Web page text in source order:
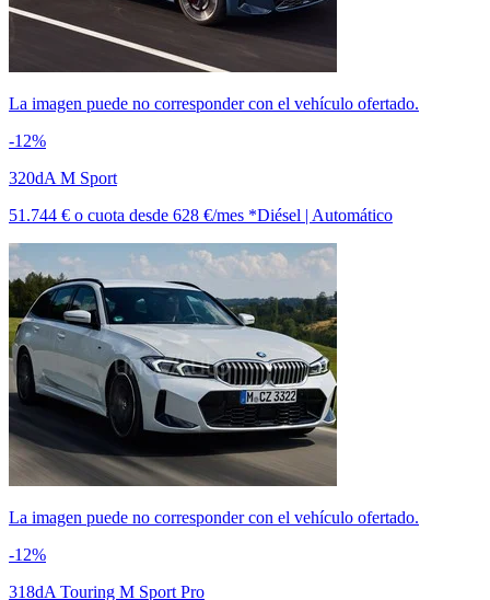
La imagen puede no corresponder con el vehículo ofertado.
-12%
320dA M Sport
51.744 € o cuota desde 628 €/mes *Diésel | Automático
La imagen puede no corresponder con el vehículo ofertado.
-12%
318dA Touring M Sport Pro